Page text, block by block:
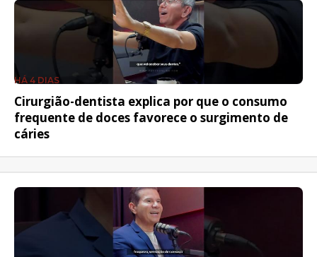
HÁ 4 DIAS
Cirurgião-dentista explica por que o consumo
frequente de doces favorece o surgimento de
cáries